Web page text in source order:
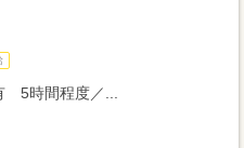
5時間程度／...